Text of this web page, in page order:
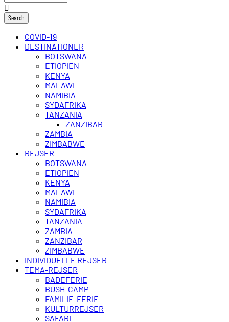
COVID-19
DESTINATIONER
BOTSWANA
ETIOPIEN
KENYA
MALAWI
NAMIBIA
SYDAFRIKA
TANZANIA
ZANZIBAR
ZAMBIA
ZIMBABWE
REJSER
BOTSWANA
ETIOPIEN
KENYA
MALAWI
NAMIBIA
SYDAFRIKA
TANZANIA
ZAMBIA
ZANZIBAR
ZIMBABWE
INDIVIDUELLE REJSER
TEMA-REJSER
BADEFERIE
BUSH-CAMP
FAMILIE-FERIE
KULTURREJSER
SAFARI